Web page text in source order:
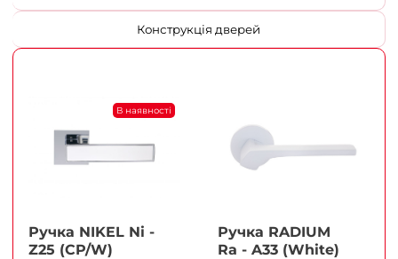
Конструкція дверей
В наявності
Ручка NIKEL Ni -
Z25 (CP/W)
Ручка RADIUM
Ra - A33 (White)